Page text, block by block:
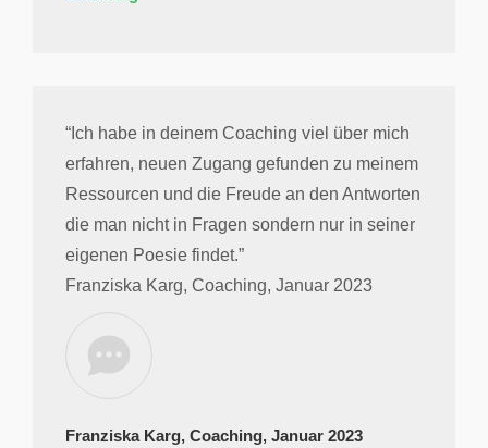
Franziska Karg, Coaching, Januar 2023
“Ich habe in deinem Coaching viel über mich
erfahren, neuen Zugang gefunden zu meinem
Ressourcen und die Freude an den Antworten
die man nicht in Fragen sondern nur in seiner
eigenen Poesie findet.”
Franziska Karg, Coaching, Januar 2023